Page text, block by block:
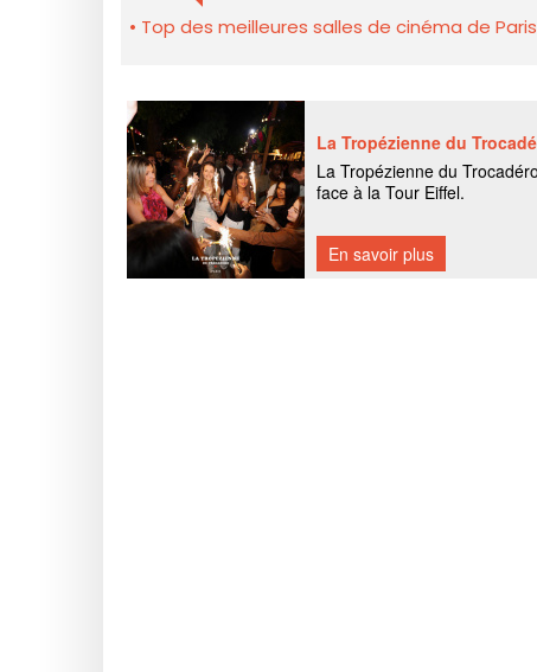
Top des meilleures salles de cinéma de Paris